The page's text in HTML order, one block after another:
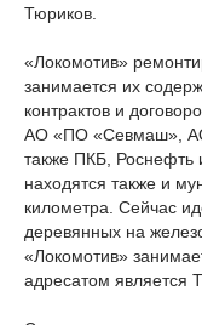
Тюриков.
«Локомотив»
занимается их
контрактов и
АО «ПО «Севмаш»,
также ПКБ, Роснефть
находятся также и
километра. Сейчас
деревянных на
«Локомотив»
адресатом является